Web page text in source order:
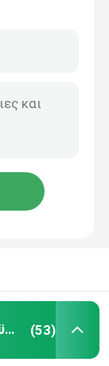
Μέρη μηχανών εκτύπωσης της Χαϋδελβέργης (53)